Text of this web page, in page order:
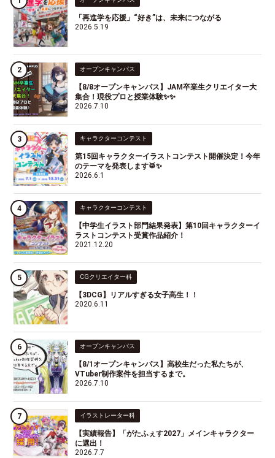
「再進学を応援」“好き”は、未来につながる
2026.5.19
オープンキャンパス
【8/8オープンキャンパス】JAM卒業生クリエイター大
集合！現役プロと授業体験✨✨
2026.7.10
キャラクターコンテスト
第15回キャラクターイラストコンテスト開催決定！今年
のテーマを発表します🥁✨
2026.6.1
キャラクターコンテスト
【中学生イラスト部門結果発表】第10回キャラクターイ
ラストコンテスト受賞作品紹介！
2021.12.20
CGクリエイター科
【3DCG】リアルすぎる女子高生！！
2020.6.11
オープンキャンパス
【8/1オープンキャンパス】高校生だった私たちが、
VTuber制作案件を担当するまで。
2026.7.10
イラストレーター科
【実績報告】「がたふぇす2027」メインキャラクター
に選出！
2026.7.7